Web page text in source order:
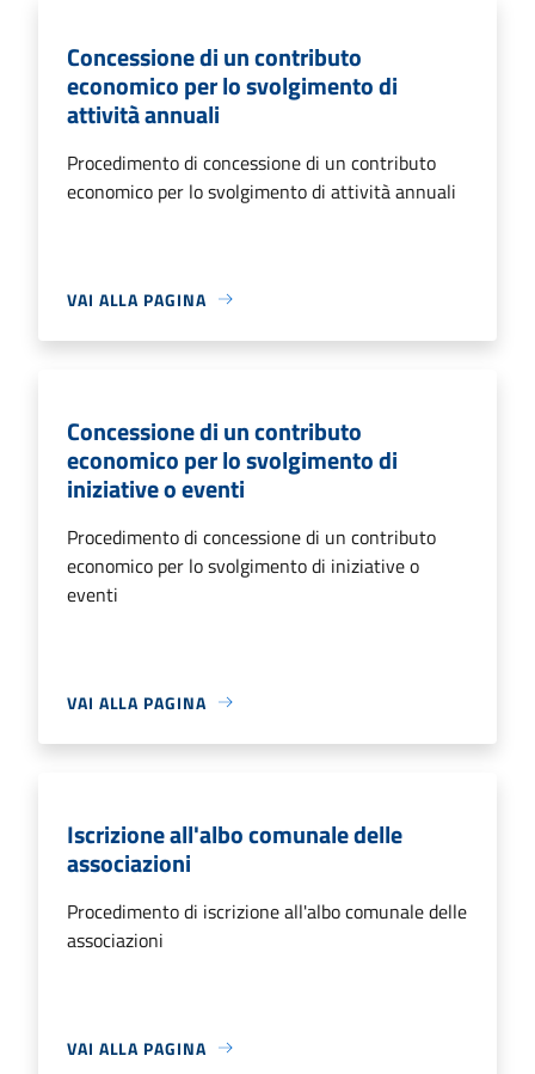
Concessione di un contributo
economico per lo svolgimento di
attività annuali
Procedimento di concessione di un contributo
economico per lo svolgimento di attività annuali
VAI ALLA PAGINA
Concessione di un contributo
economico per lo svolgimento di
iniziative o eventi
Procedimento di concessione di un contributo
economico per lo svolgimento di iniziative o
eventi
VAI ALLA PAGINA
Iscrizione all'albo comunale delle
associazioni
Procedimento di iscrizione all'albo comunale delle
associazioni
VAI ALLA PAGINA